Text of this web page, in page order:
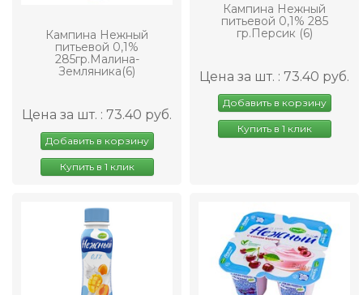
Кампина Нежный
питьевой 0,1%
285гр.Малина-
Земляника(6)
Цена за шт. : 73.40 руб.
Добавить в корзину
Купить в 1 клик
Кампина Нежный
питьевой 0,1% 285
гр.Персик (6)
Цена за шт. : 73.40 руб.
Добавить в корзину
Купить в 1 клик